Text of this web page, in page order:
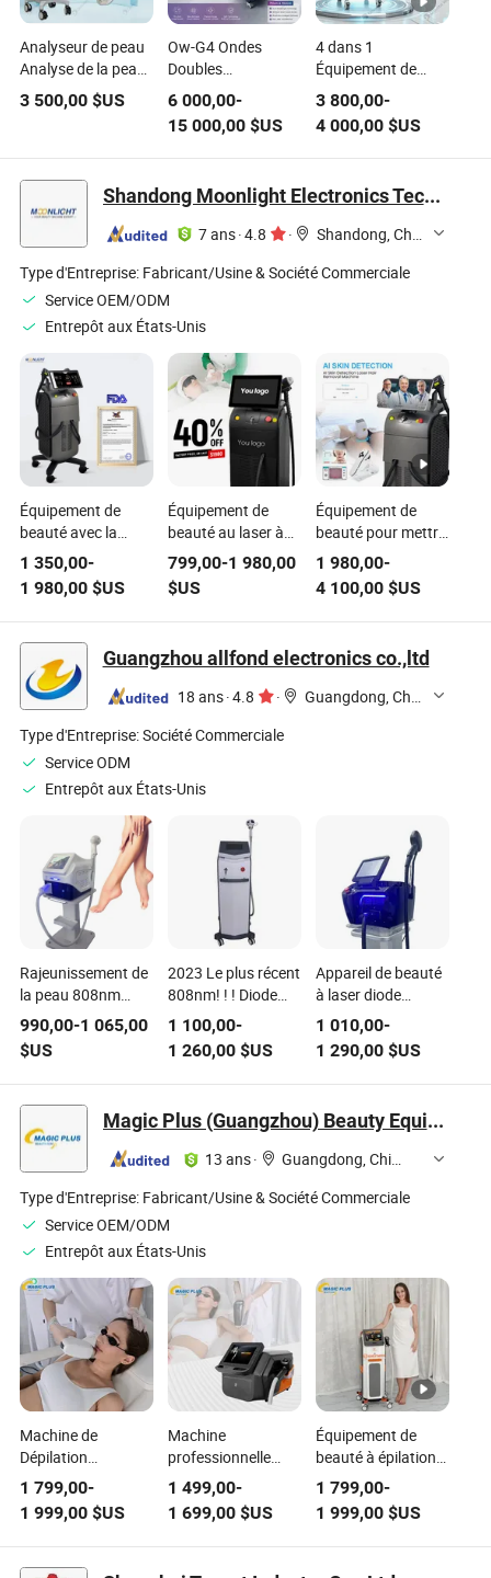
Analyseur de peau
Analyse de la peau
Épilation au laser
diode Épilation
pigments
Éclaircissement de
la peau Équipement
de beauté Test
capillaire
3 500,00 $US
Ow-G4 Ondes
Doubles
Alexandrite 755
Traitement des
Lésions
Vasculaires Long
Équipement de
Beauté de Peau
pour Épilation
6 000,00-
15 000,00$US
4 dans 1
Équipement de
beauté pour
l'élimination des
pigments au laser
IPL, l'épilation au
Q Switch, le peeling
tatouages,
l'élimination des
3 800,00-
4 000,00$US
Shandong Moonlight Electronics Tech Co., Ltd.
7 ans·4.8 ·
Shandong, China
Type d'Entreprise: Fabricant/Usine & Société Commerciale
Service OEM/ODM
Entrepôt aux États-Unis
Équipement de
beauté avec la
meilleure machine à
épilation au laser à
diode pour
l'épilation dans les
équipements de
salon de beauté et
de salon de
coiffure, appareil de
beauté épilateur
1 350,00-
1 980,00 $US
Équipement de
beauté au laser à
diode pour épilation
permanente,
machines de retrait
de poils au laser
d'usine
utilisation en salon,
certification FDA
799,00-1 980,00
$US
Équipement de
beauté pour mettre
en avant la
machine d'épilation
au laser à diode
dans l'équipement
et l'équipement de
avec appareil de
1 980,00-
4 100,00$US
Guangzhou allfond electronics co.,ltd
18 ans·4.8 ·
Guangdong, China
Type d'Entreprise:Société Commerciale
Service ODM
Entrepôt aux États-Unis
Rajeunissement de
la peau 808nm
Équipement de
beauté pour
l'épilation au laser
990,00-1 065,00
$US
2023 Le plus récent
808nm! ! ! Diode
Laser 808nm
Équipement de
beauté pour la
peau au laser pour
1 100,00-
1 260,00$US
Appareil de beauté
à laser diode
portable pour
épilation
permanente 808nm
1 010,00-
1 290,00$US
Magic Plus (Guangzhou) Beauty Equipment Co., Ltd.
13 ans·
Guangdong, China
Type d'Entreprise: Fabricant/Usine & Société Commerciale
Service OEM/ODM
Entrepôt aux États-Unis
Machine de
Dépilation
Professionnelle
808/755/1064nm
à Laser Diode
Équipement de
Salon de Dépilation
1 799,00-
1 999,00 $US
Machine
professionnelle
d'épilation au laser
à diode triple
longueur d'onde
808/755/1064nm
1 499,00-
1 699,00$US
Équipement de
beauté à épilation
permanente à triple
longueur d'onde
808/755/1064nm
Équipement de
1 799,00-
1 999,00$US